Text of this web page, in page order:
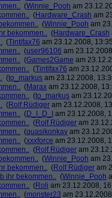
(Winnie_Pooh am
(Hardware_Crash am
(Winnie_Pooh am
bekommen.. (Hardware_Crash
(Tintifax76 am 23.12.2008,
(user96106 am
(Games2Game am
(Tintifax76 am
(to_markus am 23.12.2008,
(Marax am 23.12.2008,
(to_markus am
(Rolf Rüdiger am 23.12.2008,
(D_I_D_I
am 23.12.2008,
(Rolf Rüdiger am
(quasikonkav am
(xxxforce am 23.12.2008,
(Rolf Rüdiger am
(Winnie_Pooh am
bekommen.. (Rolf Rüdiger am
ihr bekommen.. (Winnie_Pooh
(Roli am 23.12.2008,
(monster23 am